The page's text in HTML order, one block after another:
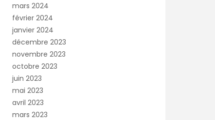
mars 2024
février 2024
janvier 2024
décembre 2023
novembre 2023
octobre 2023
juin 2023
mai 2023
avril 2023
mars 2023